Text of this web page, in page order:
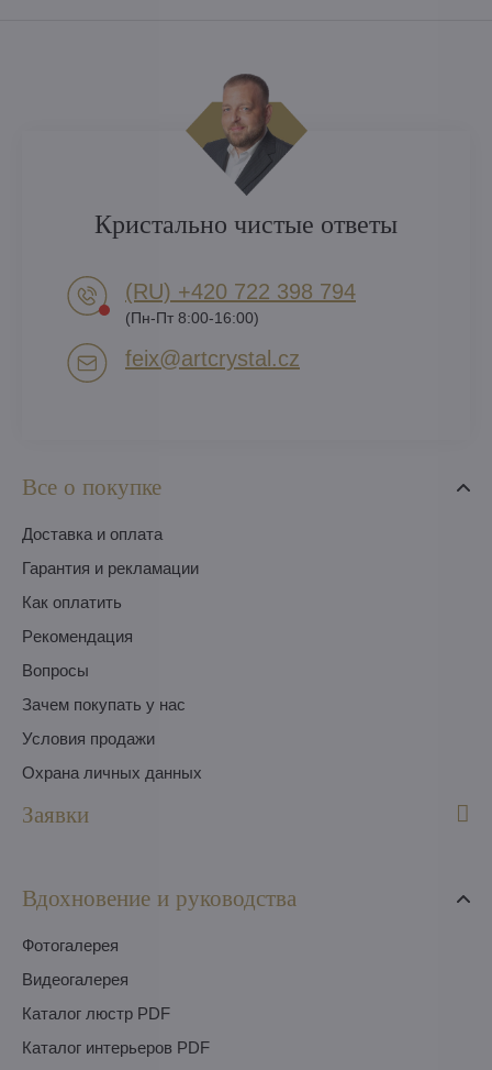
Все о покупке
Доставка и оплата
Гарантия и рекламации
Как оплатить
Pекомендация
Вопросы
Зачем покупать у нас
Условия продажи
Охрана личных данных
Заявки
Вдохновение и руководства
Фотогалерея
Видеогалерея
Каталог люстр PDF
Каталог интерьеров PDF
Кристально чистые ответы
(RU) +420 722 398 794​
(Пн-Пт 8:00-16:00)
feix​@artcrystal​.cz